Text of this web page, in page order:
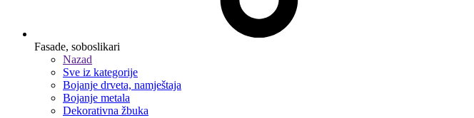
Fasade, soboslikari
Nazad
Sve iz kategorije
Bojanje drveta, namještaja
Bojanje metala
Dekorativna žbuka